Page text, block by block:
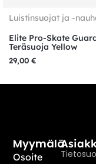
Luistinsuojat ja -
Elite Pro-Skate
Teräsuoja Yellow
29,00 €
Myymälä
Osoite